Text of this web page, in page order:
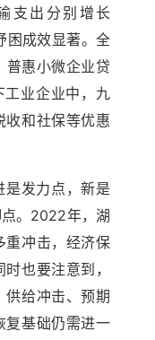
支出分别增长
困成效显著。全
普惠小微企业贷
工业企业中，九
收和社保等优惠
是发力点，新是
。2022年，湖
重冲击，经济保
也要注意到，
给冲击、预期
复基础仍需进一